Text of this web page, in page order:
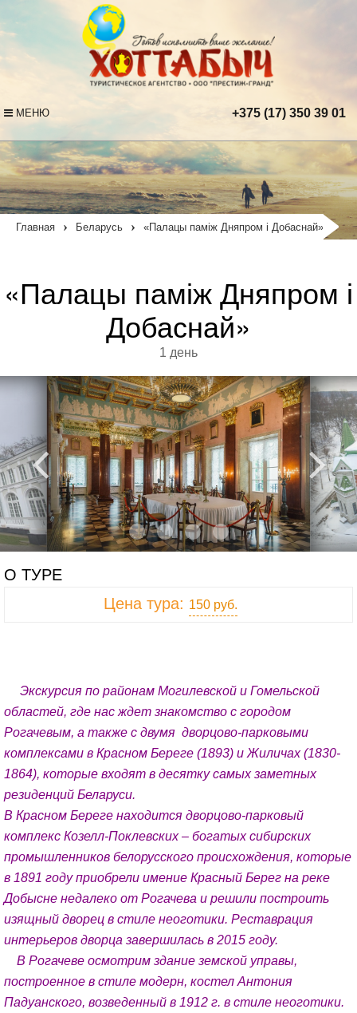
МЕНЮ +375 (17) 350 39 01
Главная › Беларусь › «Палацы паміж Дняпром і Добаснай»
«Палацы паміж Дняпром і
Добаснай»
1 день
О ТУРЕ
Цена тура: 150 руб.
Экскурсия по районам Могилевской и Гомельской
областей, где нас ждет знакомство с городом
Рогачевым, а также с двумя дворцово-парковыми
комплексами в Красном Береге (1893) и Жиличах (1830-
1864), которые входят в десятку самых заметных
резиденций Беларуси.
В Красном Береге находится дворцово-парковый
комплекс Козелл-Поклевских – богатых сибирских
промышленников белорусского происхождения, которые
в 1891 году приобрели имение Красный Берег на реке
Добысне недалеко от Рогачева и решили построить
изящный дворец в стиле неоготики. Реставрация
интерьеров дворца завершилась в 2015 году.
В Рогачеве осмотрим здание земской управы,
построенное в стиле модерн, костел Антония
Падуанского, возведенный в 1912 г. в стиле неоготики.